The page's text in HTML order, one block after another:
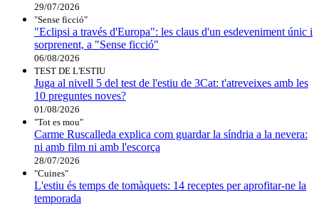
29/07/2026
"Sense ficció"
"Eclipsi a través d'Europa": les claus d'un esdeveniment únic i
sorprenent, a "Sense ficció"
06/08/2026
TEST DE L'ESTIU
Juga al nivell 5 del test de l'estiu de 3Cat: t'atreveixes amb les
10 preguntes noves?
01/08/2026
"Tot es mou"
Carme Ruscalleda explica com guardar la síndria a la nevera:
ni amb film ni amb l'escorça
28/07/2026
"Cuines"
L'estiu és temps de tomàquets: 14 receptes per aprofitar-ne la
temporada